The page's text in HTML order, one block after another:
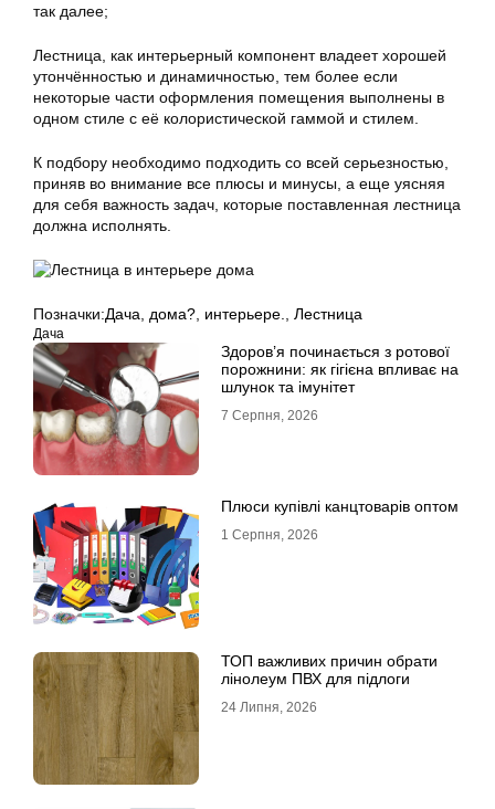
так далее;
Лестница, как интерьерный компонент владеет хорошей
утончённостью и динамичностью, тем более если
некоторые части оформления помещения выполнены в
одном стиле с её колористической гаммой и стилем.
К подбору необходимо подходить со всей серьезностью,
приняв во внимание все плюсы и минусы, а еще уясняя
для себя важность задач, которые поставленная лестница
должна исполнять.
Позначки:Дача дома? интерьере. Лестница
Дача
Здоров’я починається з ротової
порожнини: як гігієна впливає на
шлунок та імунітет
7 Серпня, 2026
Плюси купівлі канцтоварів оптом
1 Серпня, 2026
ТОП важливих причин обрати
лінолеум ПВХ для підлоги
24 Липня, 2026